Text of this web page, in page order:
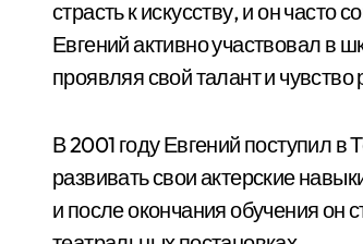
страсть к искусству, и он
Евгений активно участвовал в
проявляя свой талант и чувство
В 2001 году Евгений поступил
развивать свои актерские
и после окончания обучения